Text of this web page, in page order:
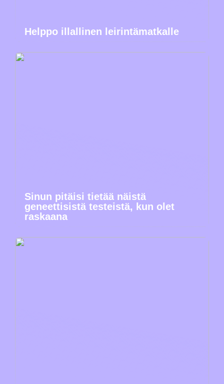
Helppo illallinen leirintämatkalle
Sinun pitäisi tietää näistä
geneettisistä testeistä, kun olet
raskaana